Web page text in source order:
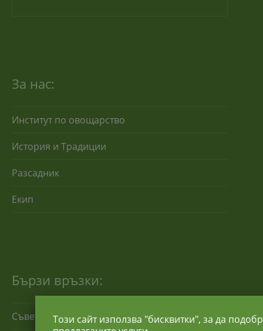
За нас:
Институт по овощарство
История и Традиции
Разсадник
Екип
Бързи връзки:
Съвети за отглеждане
Този сайт използва "бисквитки", за да